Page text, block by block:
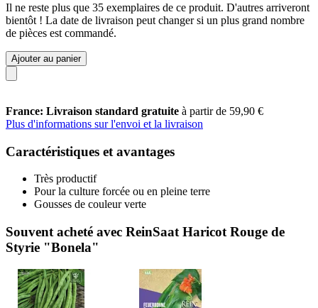
Il ne reste plus que 35 exemplaires de ce produit. D'autres arriveront
bientôt ! La date de livraison peut changer si un plus grand nombre
de pièces est commandé.
Ajouter au panier
France: Livraison standard gratuite à partir de 59,90 €
Plus d'informations sur l'envoi et la livraison
Caractéristiques et avantages
Très productif
Pour la culture forcée ou en pleine terre
Gousses de couleur verte
Souvent acheté avec ReinSaat Haricot Rouge de
Styrie "Bonela"